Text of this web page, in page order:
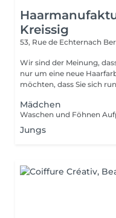
Kreissig
53, Rue de Echternach
Wir sind der Meinung,
nur um eine neue
möchten, dass Sie sich
Mädchen
Waschen und Föhnen
Jungs